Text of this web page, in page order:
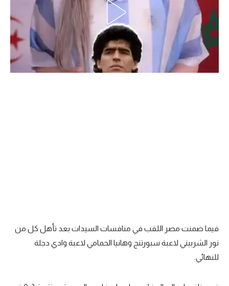
الدوري السعودي للمحترفين
دوري أبطال أوروبا
دوري أبطال إفريقيا
سعودي في الجول
الدوري الإنجليزي
الدوري الإسباني
فيما ضمنت مصر اللقب في منافسات السيدات بعد تأهل كل من
نور الشربيني لاعبة سبورتنج وهانيا الحمامي لاعبة وادي دجلة
للنهائي.